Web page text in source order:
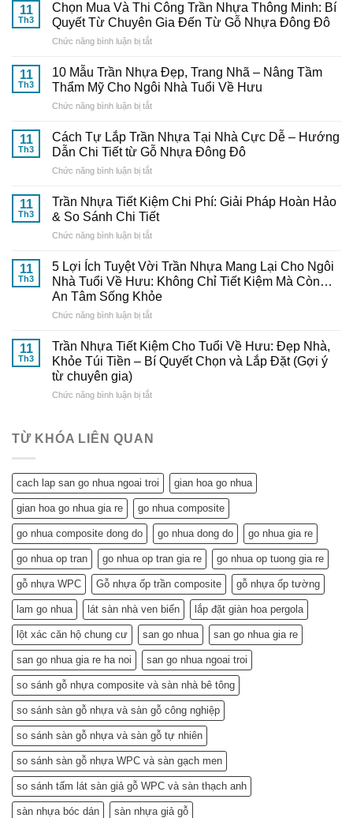
11
Th3
Chọn Mua Và Thi Công Trần Nhựa Thông Minh: Bí
Quyết Từ Chuyên Gia Đến Từ Gỗ Nhựa Đông Đô
Chức năng bình luận bị tắtở
Mua
Và
Thi
Công
Nhựa
Thông
Bí
Từ
Chuyên
Đến
Gỗ
Nhựa
Đông
11
Th3
10 Mẫu Trần Nhựa Đẹp, Trang Nhã – Nâng Tầm
Thẩm Mỹ Cho Ngôi Nhà Tuổi Về Hưu
Chức năng bình luận bị tắtở
Mẫu
Trần
Nhựa
Đẹp,
Nhã
–
Tầm
Mỹ
Cho
Ngôi
Tuổi
Hưu
11
Th3
Cách Tự Lắp Trần Nhựa Tại Nhà Cực Dễ – Hướng
Dẫn Chi Tiết từ Gỗ Nhựa Đông Đô
Chức năng bình luận bị tắtở
Tự
Lắp
Trần
Nhựa
Nhà
Cực
Dễ
–
Hướng
Chi
Tiết
Nhựa
11
Th3
Trần Nhựa Tiết Kiệm Chi Phí: Giải Pháp Hoàn Hảo
& So Sánh Chi Tiết
Chức năng bình luận bị tắtở
Nhựa
Tiết
Kiệm
Chi
Phí:
Pháp
Hoàn
Hảo
So
Tiết
11
Th3
5 Lợi Ích Tuyệt Vời Trần Nhựa Mang Lại Cho Ngôi
Nhà Tuổi Về Hưu: Không Chỉ Tiết Kiệm Mà Còn…
An Tâm Sống Khỏe
Chức năng bình luận bị tắtở
Lợi
Ích
Tuyệt
Trần
Lại
Nhà
Tuổi
Về
Không
Chỉ
Tiết
Kiệm
Mà
Còn…
An
Tâm
Sống
Khỏe
11
Th3
Trần Nhựa Tiết Kiệm Cho Tuổi Về Hưu: Đẹp Nhà,
Khỏe Túi Tiền – Bí Quyết Chọn và Lắp Đặt (Gợi ý
từ chuyên gia)
Chức năng bình luận bị tắtở
Tiết
Tuổi
Về
Hưu:
Đẹp
Nhà,
Khỏe
Túi
Tiền
–
Bí
Quyết
Chọn
và
Lắp
Đặt
(Gợi
ý
từ
chuyên
gia)
TỪ KHÓA LIÊN QUAN
cach lap san go nhua ngoai troi gian hoa go nhua
gian hoa go nhua gia re go nhua composite
go nhua composite dong do go nhua dong do go nhua gia re
go nhua op tran go nhua op tran gia re go nhua op tuong gia re
gỗ nhựa WPC Gỗ nhựa ốp trần composite gỗ nhựa ốp tường
lam go nhua lát sàn nhà ven biển lắp đặt giàn hoa pergola
lột xác căn hộ chung cư san go nhua san go nhua gia re
san go nhua gia re ha noi san go nhua ngoai troi
so sánh gỗ nhựa composite và sàn nhà bê tông
so sánh sàn gỗ nhựa và sàn gỗ công nghiệp
so sánh sàn gỗ nhựa và sàn gỗ tự nhiên
so sánh sàn gỗ nhựa WPC và sàn gạch men
so sánh tấm lát sàn giả gỗ WPC và sàn thạch anh
sàn nhựa bóc dán sàn nhựa giả gỗ